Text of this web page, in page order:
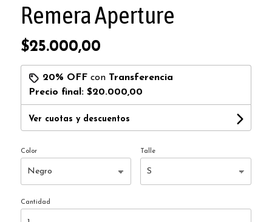
Remera Aperture
$25.000,00
20% OFFcon Transferencia
Precio final: $20.000,00
Ver cuotas y descuentos
Color Talle
Cantidad